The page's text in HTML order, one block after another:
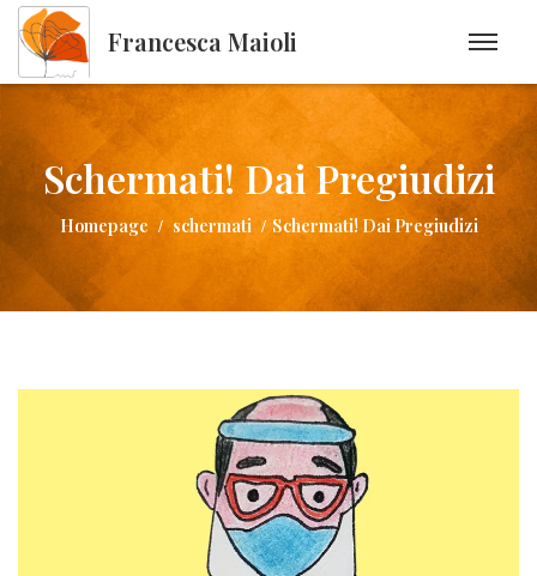
Francesca Maioli
Schermati! Dai Pregiudizi
Homepage schermati Schermati! Dai Pregiudizi